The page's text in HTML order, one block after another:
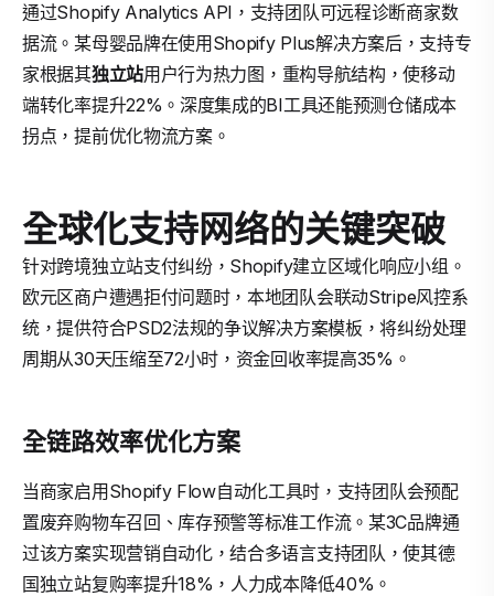
通过Shopify Analytics API，支持团队可远程诊断商家数
据流。某母婴品牌在使用Shopify Plus解决方案后，支持专
家根据其独立站用户行为热力图，重构导航结构，使移动
端转化率提升22%。深度集成的BI工具还能预测仓储成本
拐点，提前优化物流方案。
全球化支持网络的关键突破
针对跨境独立站支付纠纷，Shopify建立区域化响应小组。
欧元区商户遭遇拒付问题时，本地团队会联动Stripe风控系
统，提供符合PSD2法规的争议解决方案模板，将纠纷处理
周期从30天压缩至72小时，资金回收率提高35%。
全链路效率优化方案
当商家启用Shopify Flow自动化工具时，支持团队会预配
置废弃购物车召回、库存预警等标准工作流。某3C品牌通
过该方案实现营销自动化，结合多语言支持团队，使其德
国独立站复购率提升18%，人力成本降低40%。